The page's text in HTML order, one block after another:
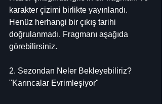
karakter çizimi birlikte yayınlandı.
Henüz herhangi bir çıkış tarihi
doğrulanmadı. Fragmanı aşağıda
görebilirsiniz.
2. Sezondan Neler Bekleyebiliriz?
"Karıncalar Evrimleşiyor"